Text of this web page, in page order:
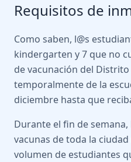
Requisitos de
Como saben, l@s
kindergarten y 7 que no
de vacunación del
temporalmente de la
diciembre hasta que
Durante el fin de
vacunas de toda la
volumen de estudiantes